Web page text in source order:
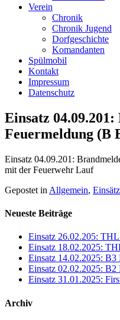
Verein
Chronik
Chronik Jugend
Dorfgeschichte
Komandanten
Spülmobil
Kontakt
Impressum
Datenschutz
Einsatz
Feuermeldung (B
Einsatz 04.09.201:
mit der Feuerwehr Lauf
Gepostet in Allgemein,
Neueste Beiträge
Einsatz 26.02.205:
Einsatz 18.02.2025:
Einsatz 14.02.2025: B3
Einsatz 02.02.2025:
Einsatz 31.01.2025:
Archiv